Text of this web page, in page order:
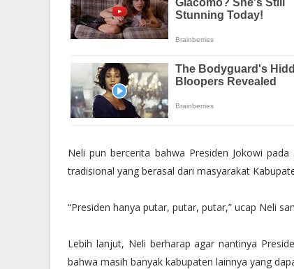
Neli pun bercerita bahwa Presiden Jokowi
tradisional yang berasal dari masyarakat
“Presiden hanya putar, putar, putar,” ucap Neli
Lebih lanjut, Neli berharap agar nantinya
bahwa masih banyak kabupaten lainnya yang